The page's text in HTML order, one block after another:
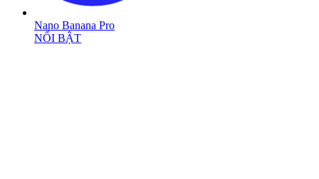
Nano Banana Pro
NỔI BẬT